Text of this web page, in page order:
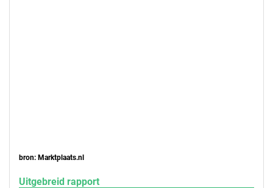
bron: Marktplaats.nl
Uitgebreid rapport